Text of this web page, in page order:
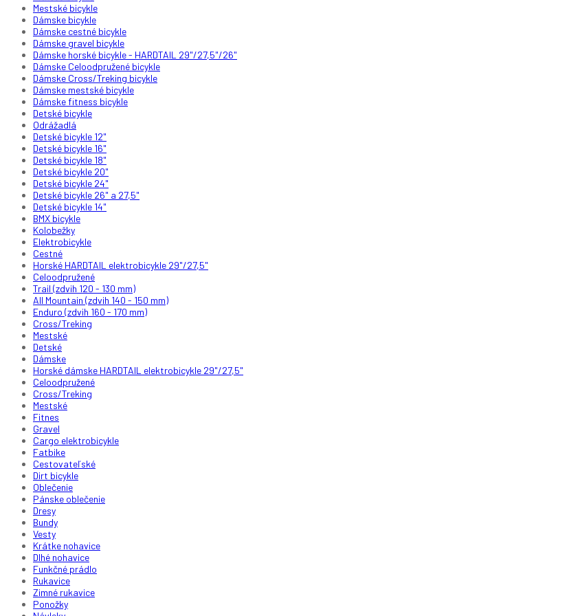
Mestské bicykle
Dámske bicykle
Dámske cestné bicykle
Dámske gravel bicykle
Dámske horské bicykle - HARDTAIL 29"/27,5"/26"
Dámske Celoodpružené bicykle
Dámske Cross/Treking bicykle
Dámske mestské bicykle
Dámske fitness bicykle
Detské bicykle
Odrážadlá
Detské bicykle 12"
Detské bicykle 16"
Detské bicykle 18"
Detské bicykle 20"
Detské bicykle 24"
Detské bicykle 26" a 27,5"
Detské bicykle 14"
BMX bicykle
Kolobežky
Elektrobicykle
Cestné
Horské HARDTAIL elektrobicykle 29"/27,5"
Celoodpružené
Trail (zdvih 120 - 130 mm)
All Mountain (zdvih 140 - 150 mm)
Enduro (zdvih 160 - 170 mm)
Cross/Treking
Mestské
Detské
Dámske
Horské dámske HARDTAIL elektrobicykle 29"/27,5"
Celoodpružené
Cross/Treking
Mestské
Fitnes
Gravel
Cargo elektrobicykle
Fatbike
Cestovateľské
Dirt bicykle
Oblečenie
Pánske oblečenie
Dresy
Bundy
Vesty
Krátke nohavice
Dlhé nohavice
Funkčné prádlo
Rukavice
Zimné rukavice
Ponožky